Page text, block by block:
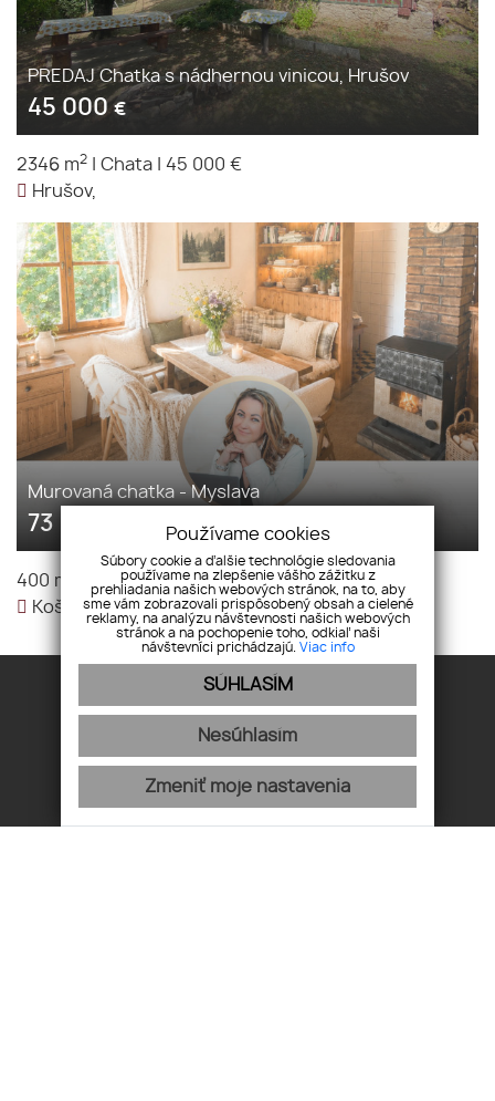
PREDAJ Chatka s nádhernou vinicou, Hrušov
45 000€
2346 m2 Chata
45 000 €
Hrušov,
Murovaná chatka - Myslava
73 000
400 m Chata| 73 000 €
Košice-Myslava,
Makléri
Financovanie
Kontakt
Používame cookies
Súbory cookie a ďalšie technológie sledovania
používame na zlepšenie vášho zážitku z
prehliadania našich webových stránok, na to, aby
sme vám zobrazovali prispôsobený obsah a cielené
reklamy, na analýzu návštevnosti našich webových
stránok a na pochopenie toho, odkiaľ naši
návštevníci prichádzajú. Viac info
SÚHLASÍM
Nesúhlasím
Zmeniť moje nastavenia